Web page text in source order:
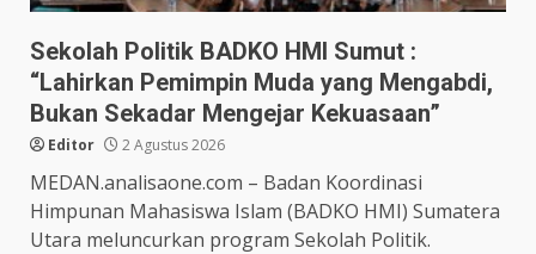
Sekolah Politik BADKO HMI Sumut :
“Lahirkan Pemimpin Muda yang Mengabdi,
Bukan Sekadar Mengejar Kekuasaan”
Editor 2 Agustus 2026
MEDAN.analisaone.com – Badan Koordinasi
Himpunan Mahasiswa Islam (BADKO HMI) Sumatera
Utara meluncurkan program Sekolah Politik.